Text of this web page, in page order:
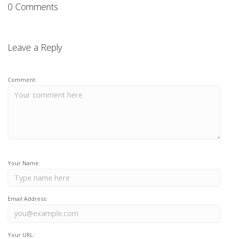
0 Comments
Leave a Reply
Comment:
Your Name:
Email Address:
Your URL: